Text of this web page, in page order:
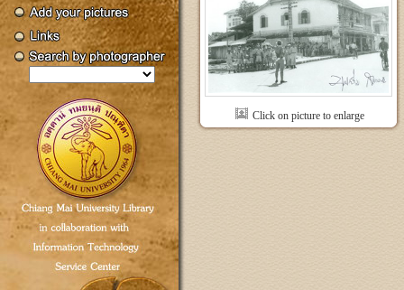
Click on picture to enlarge